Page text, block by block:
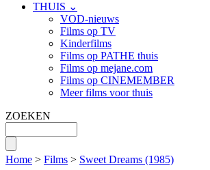
THUIS ⌄
VOD-nieuws
Films op TV
Kinderfilms
Films op PATHE thuis
Films op mejane.com
Films op CINEMEMBER
Meer films voor thuis
ZOEKEN
Home > Films > Sweet Dreams (1985)